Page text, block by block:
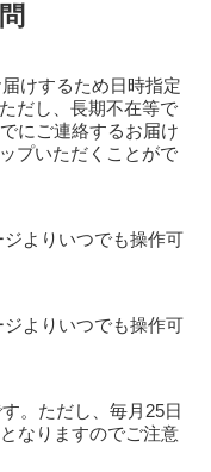
けするため日時指定
だし、長期不在等で
にご連絡するお届け
プいただくことがで
よりいつでも操作可
よりいつでも操作可
。ただし、毎月25日
なりますのでご注意